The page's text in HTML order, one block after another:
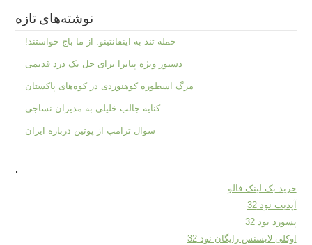
نوشته‌های تازه
حمله تند به اینفانتینو: از ما باج خواستند!
دستور ویژه پیاتزا برای حل یک درد قدیمی
مرگ اسطوره کوهنوردی در کوه‌های پاکستان
کنایه جالب خلیلی به مدیران نساجی
سوال ترامپ از پوتین درباره ایران
.
خرید بک لینک فالو
آپدیت نود 32
پسورد نود 32
اوکلی لایسنس رایگان نود 32